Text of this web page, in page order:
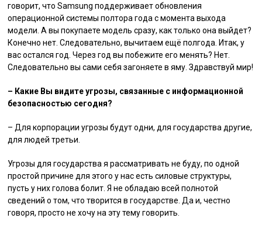
говорит, что Samsung поддерживает обновления
операционной системы полтора года с момента выхода
модели. А вы покупаете модель сразу, как только она выйдет?
Конечно нет. Следовательно, вычитаем ещё полгода. Итак, у
вас остался год. Через год вы побежите его менять? Нет.
Следовательно вы сами себя загоняете в яму. Здравствуй мир!
– Какие Вы видите угрозы, связанные с информационной
безопасностью сегодня?
– Для корпорации угрозы будут одни, для государства другие,
для людей третьи.
Угрозы для государства я рассматривать не буду, по одной
простой причине для этого у нас есть силовые структуры,
пусть у них голова болит. Я не обладаю всей полнотой
сведений о том, что творится в государстве. Да и, честно
говоря, просто не хочу на эту тему говорить.